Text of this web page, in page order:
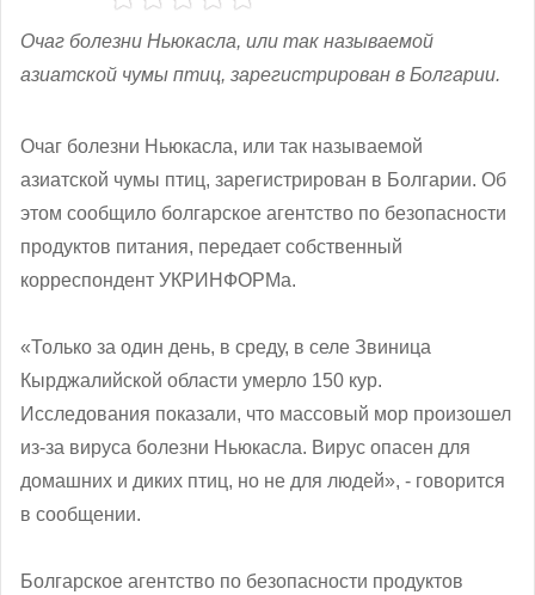
Очаг болезни Ньюкасла, или так называемой
азиатской чумы птиц, зарегистрирован в Болгарии.
Очаг болезни Ньюкасла, или так называемой
азиатской чумы птиц, зарегистрирован в Болгарии. Об
этом сообщило болгарское агентство по безопасности
продуктов питания, передает собственный
корреспондент УКРИНФОРМа.
«Только за один день, в среду, в селе Звиница
Кырджалийской области умерло 150 кур.
Исследования показали, что массовый мор произошел
из-за вируса болезни Ньюкасла. Вирус опасен для
домашних и диких птиц, но не для людей», - говорится
в сообщении.
Болгарское агентство по безопасности продуктов